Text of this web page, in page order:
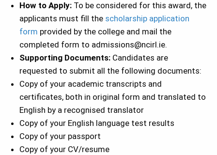
How to Apply: To be considered for this award, the
applicants must fill the scholarship application
form provided by the college and mail the
completed form to admissions@ncirl.ie.
Supporting Documents: Candidates are
requested to submit all the following documents:
Copy of your academic transcripts and
certificates, both in original form and translated to
English by a recognised translator
Copy of your English language test results
Copy of your passport
Copy of your CV/resume